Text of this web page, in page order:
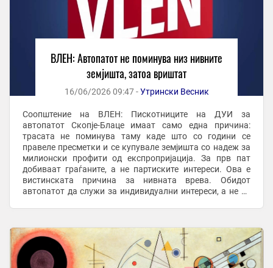
ВЛЕН: Автопатот не поминува низ нивните
земјишта, затоа вриштат
16/06/2026 09:47 -Утрински Весник
Соопштение на ВЛЕН: Пискотниците на ДУИ за
автопатот Скопје-Блаце имаат само една причина:
трасата не поминува таму каде што со години се
правеле пресметки и се купувале земјишта со надеж за
милионски профити од експропријација. За прв пат
добиваат граѓаните, а не партиските интереси. Ова е
вистинската причина за нивната врева. Обидот
автопатот да служи за индивидуални интереси, а не за